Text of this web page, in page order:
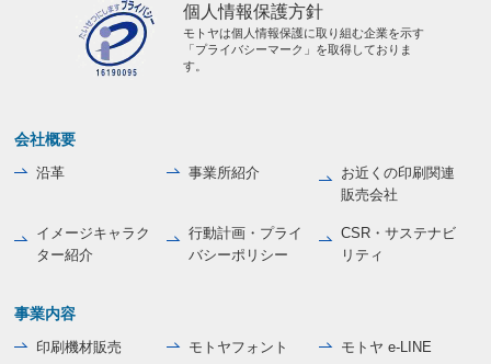
個人情報保護方針
モトヤは個人情報保護に取り組む企業を示す
「プライバシーマーク」を取得しておりま
す。
会社概要
沿革 事業所紹介
お近くの印刷関連
販売会社
イメージキャラク
ター紹介
行動計画・プライ
バシーポリシー
CSR・サステナビ
リティ
事業内容
印刷機材販売 モトヤフォント モトヤ e-LINE